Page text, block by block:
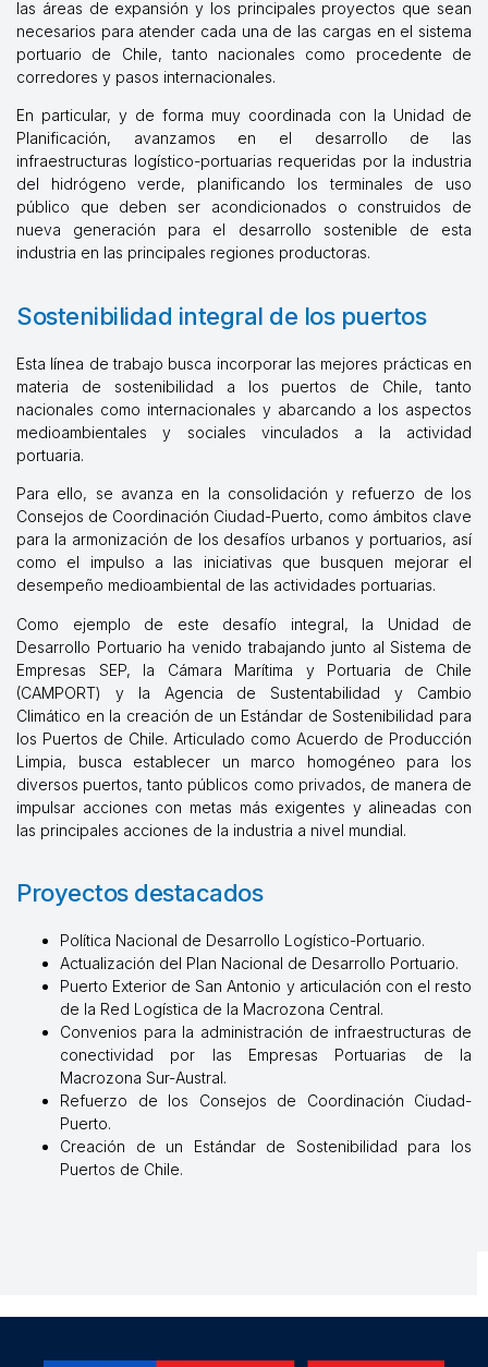
las áreas de expansión y los principales proyectos que sean
necesarios para atender cada una de las cargas en el sistema
portuario de Chile, tanto nacionales como procedente de
corredores y pasos internacionales.
En particular, y de forma muy coordinada con la Unidad de
Planificación, avanzamos en el desarrollo de las
infraestructuras logístico-portuarias requeridas por la industria
del hidrógeno verde, planificando los terminales de uso
público que deben ser acondicionados o construidos de
nueva generación para el desarrollo sostenible de esta
industria en las principales regiones productoras.
Sostenibilidad integral de los puertos
Esta línea de trabajo busca incorporar las mejores prácticas en
materia de sostenibilidad a los puertos de Chile, tanto
nacionales como internacionales y abarcando a los aspectos
medioambientales y sociales vinculados a la actividad
portuaria.
Para ello, se avanza en la consolidación y refuerzo de los
Consejos de Coordinación Ciudad-Puerto, como ámbitos clave
para la armonización de los desafíos urbanos y portuarios, así
como el impulso a las iniciativas que busquen mejorar el
desempeño medioambiental de las actividades portuarias.
Como ejemplo de este desafío integral, la Unidad de
Desarrollo Portuario ha venido trabajando junto al Sistema de
Empresas SEP, la Cámara Marítima y Portuaria de Chile
(CAMPORT) y la Agencia de Sustentabilidad y Cambio
Climático en la creación de un Estándar de Sostenibilidad para
los Puertos de Chile. Articulado como Acuerdo de Producción
Limpia, busca establecer un marco homogéneo para los
diversos puertos, tanto públicos como privados, de manera de
impulsar acciones con metas más exigentes y alineadas con
las principales acciones de la industria a nivel mundial.
Proyectos destacados
Política Nacional de Desarrollo Logístico-Portuario.
Actualización del Plan Nacional de Desarrollo Portuario.
Puerto Exterior de San Antonio y articulación con el resto
de la Red Logística de la Macrozona Central.
Convenios para la administración de infraestructuras de
conectividad por las Empresas Portuarias de la
Macrozona Sur-Austral.
Refuerzo de los Consejos de Coordinación Ciudad-
Puerto.
Creación de un Estándar de Sostenibilidad para los
Puertos de Chile.